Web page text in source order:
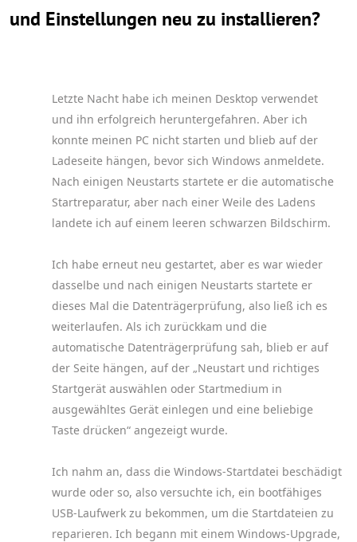
und Einstellungen neu zu installieren?
Letzte Nacht habe ich meinen Desktop verwendet
und ihn erfolgreich heruntergefahren. Aber ich
konnte meinen PC nicht starten und blieb auf der
Ladeseite hängen, bevor sich Windows anmeldete.
Nach einigen Neustarts startete er die automatische
Startreparatur, aber nach einer Weile des Ladens
landete ich auf einem leeren schwarzen Bildschirm.
Ich habe erneut neu gestartet, aber es war wieder
dasselbe und nach einigen Neustarts startete er
dieses Mal die Datenträgerprüfung, also ließ ich es
weiterlaufen. Als ich zurückkam und die
automatische Datenträgerprüfung sah, blieb er auf
der Seite hängen, auf der „Neustart und richtiges
Startgerät auswählen oder Startmedium in
ausgewähltes Gerät einlegen und eine beliebige
Taste drücken“ angezeigt wurde.
Ich nahm an, dass die Windows-Startdatei beschädigt
wurde oder so, also versuchte ich, ein bootfähiges
USB-Laufwerk zu bekommen, um die Startdateien zu
reparieren. Ich begann mit einem Windows-Upgrade,